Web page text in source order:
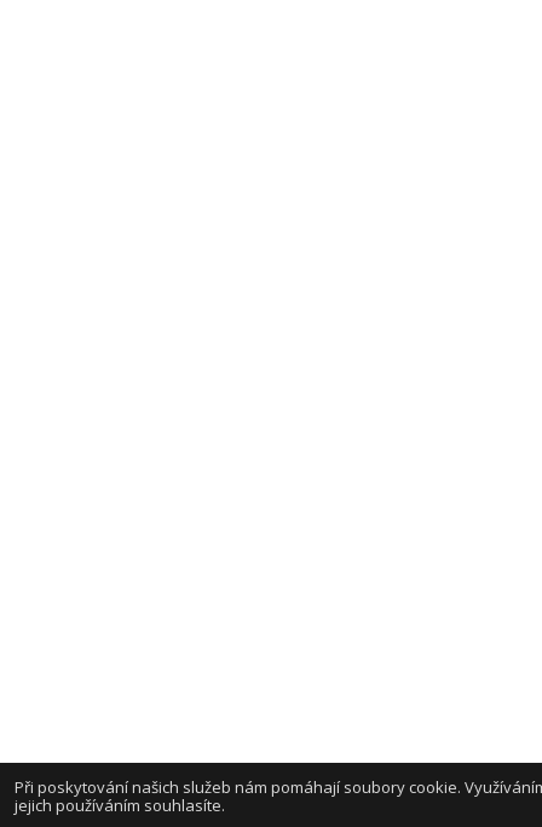
Při poskytování našich služeb nám pomáhají soubory cookie.
jejich používáním souhlasíte.